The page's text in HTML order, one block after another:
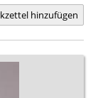
hinzufügen